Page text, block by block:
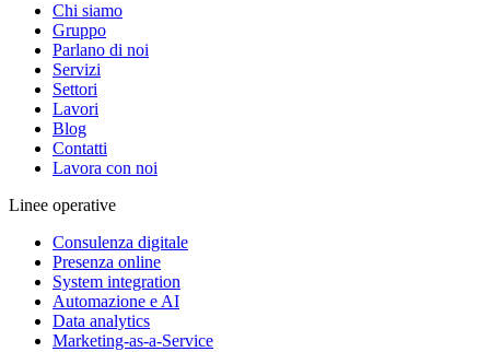
Chi siamo
Gruppo
Parlano di noi
Servizi
Settori
Lavori
Blog
Contatti
Lavora con noi
Linee operative
Consulenza digitale
Presenza online
System integration
Automazione e AI
Data analytics
Marketing-as-a-Service